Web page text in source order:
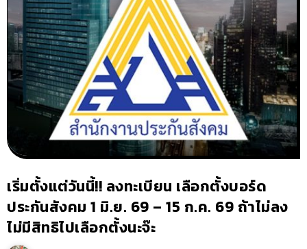
เริ่มตั้งแต่วันนี้!! ลงทะเบียน เลือกตั้งบอร์ด
ประกันสังคม 1 มิ.ย. 69 – 15 ก.ค. 69 ถ้าไม่ลง
ไม่มีสิทธิไปเลือกตั้งนะจ๊ะ